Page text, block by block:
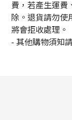
費，若產生運費
除。退貨請勿使
將會拒收處理。
- 其他購物須知